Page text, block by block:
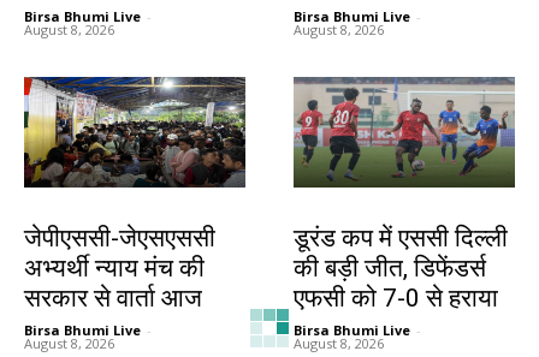
Birsa Bhumi Live -
August 8, 2026
Birsa Bhumi Live -
August 8, 2026
जेपीएससी-जेएसएससी
अभ्यर्थी न्याय मंच की
सरकार से वार्ता आज
Birsa Bhumi Live -
August 8, 2026
डूरंड कप में एससी दिल्ली
की बड़ी जीत, डिफेंडर्स
एफसी को 7-0 से हराया
Birsa Bhumi Live -
August 8, 2026